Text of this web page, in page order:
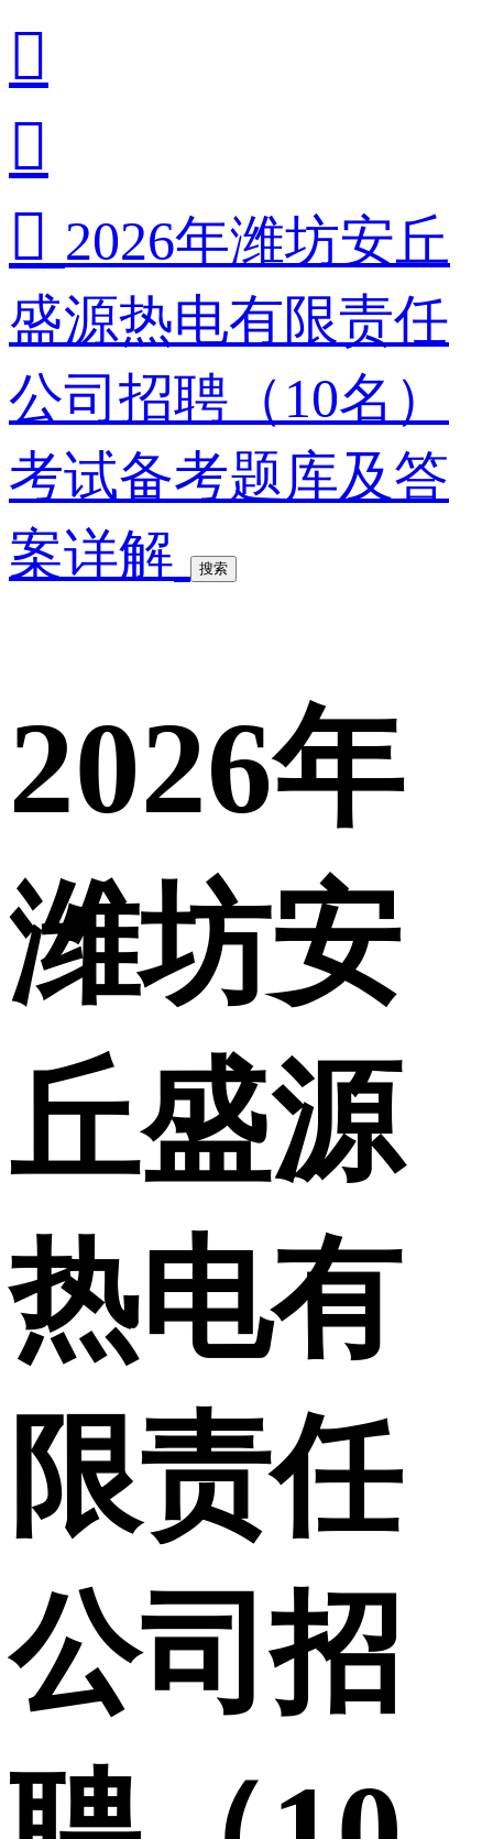


 2026年潍坊安丘
盛源热电有限责任
公司招聘（10名）
考试备考题库及答
案详解
搜索
2026年
潍坊安
丘盛源
热电有
限责任
公司招